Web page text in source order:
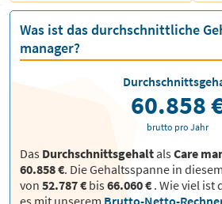
Was ist das durchschnittliche
manager?
Das DurchschnittsgehaltalsCare
60.858 €. Die Gehaltsspanne in
von 52.787 € bis66.060 € . Wie viel ist
es mit unserem Brutto-Netto-
60.858
brutto pro Jahr